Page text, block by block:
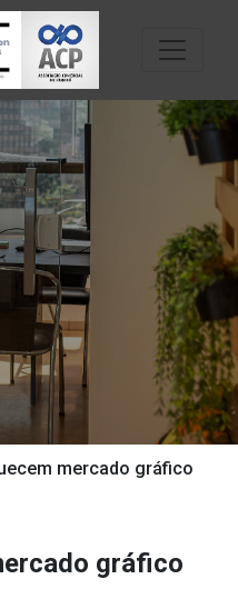
mercado gráfico
gráfico